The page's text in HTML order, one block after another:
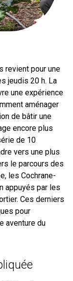
revient pour une
jeudis 20 h. La
une expérience
aménager
de bâtir une
encore plus
de 10
vers une plus
le parcours des
les Cochrane-
appuyés par les
Ces derniers
pour
aventure du